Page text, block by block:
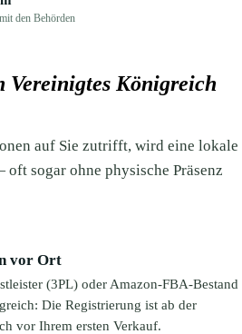
den Behörden
Vereinigtes Königreich
auf Sie zutrifft, wird eine lokale
sogar ohne physische Präsenz
vor Ort
(3PL) oder Amazon-FBA-Bestand
Die Registrierung ist ab der
vor Ihrem ersten Verkauf.